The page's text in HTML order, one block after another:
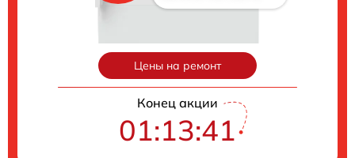
Цены на ремонт
Конец акции
01:13:40